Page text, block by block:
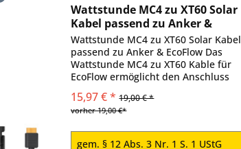
Wattstunde MC4 zu XT60 Solar
Kabel passend zu Anker &
EcoFlow
Wattstunde MC4 zu XT60 Solar Kabel
passend zu Anker & EcoFlow Das
Wattstunde MC4 zu XT60 Kable für
EcoFlow ermöglicht den Anschluss
(DELTA / RIVER) an ein Solarmodul mit
Standard-MC4-Ausgang. Schließe...
15,97 € * 19,00 € *
vorher 19,00 €*
gem. § 12 Abs. 3 Nr. 1 S. 1 UStG